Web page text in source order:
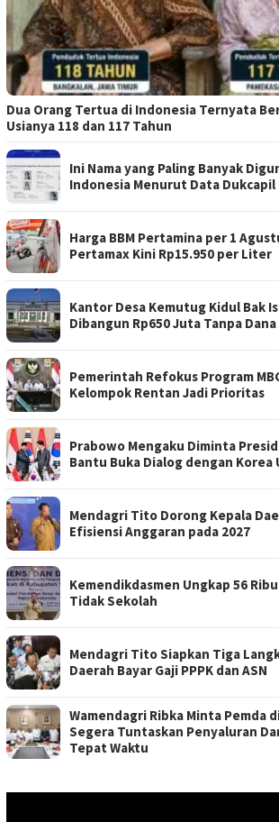
Dua Orang Tertua di Indonesia Ternyata
Usianya 118 dan 117 Tahun
Ini Nama yang Paling Banyak
Indonesia Menurut Data Dukcapil
Harga BBM Pertamina per 1
Pertamax Kini Rp15.950 per Liter
Kantor Desa Kemutug Kidul Bak
Dibangun Rp650 Juta Tanpa Dana
Pemerintah Refokus Program
Kelompok Rentan Jadi Prioritas
Prabowo Mengaku Diminta
Bantu Buka Dialog dengan Korea
Mendagri Tito Dorong Kepala
Efisiensi Anggaran pada 2027
Kemendikdasmen Ungkap 56
Tidak Sekolah
Mendagri Tito Siapkan Tiga
Daerah Bayar Gaji PPPK dan ASN
Wamendagri Ribka Minta Pemda
Segera Tuntaskan Penyaluran
Tepat Waktu